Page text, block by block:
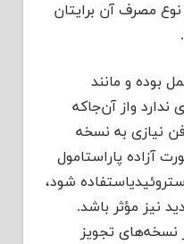
مصرف آن برایتان
بوده و مانند
واز آن‌جاکه
نیازی به نسخه
آزاده پاراستامول
شود،
نیز مؤثر باشد.
نسخه‌های تجویز